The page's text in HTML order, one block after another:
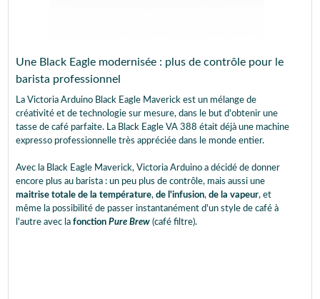
Une Black Eagle modernisée : plus de contrôle pour le
barista professionnel
La Victoria Arduino Black Eagle Maverick est un mélange de
créativité et de technologie sur mesure, dans le but d'obtenir une
tasse de café parfaite. La Black Eagle VA 388 était déjà une machine
expresso professionnelle très appréciée dans le monde entier.
Avec la Black Eagle Maverick, Victoria Arduino a décidé de donner
encore plus au barista : un peu plus de contrôle, mais aussi une
maitrise totale de la température, de l'infusion, de la vapeur, et
même la possibilité de passer instantanément d'un style de café à
l'autre avec la fonction Pure Brew (café filtre).